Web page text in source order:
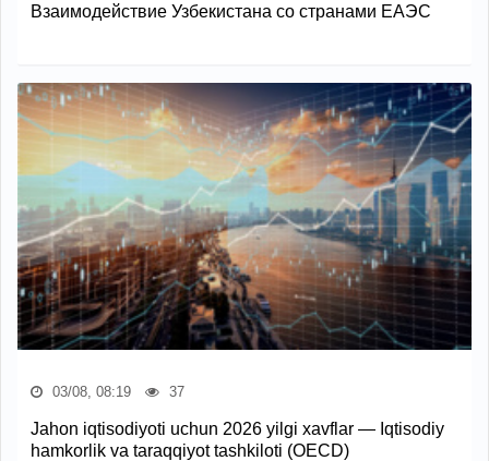
Взаимодействие Узбекистана со странами ЕАЭС
03/08, 08:19 37
Jahon iqtisodiyoti uchun 2026 yilgi xavflar — Iqtisodiy
hamkorlik va taraqqiyot tashkiloti (OECD)